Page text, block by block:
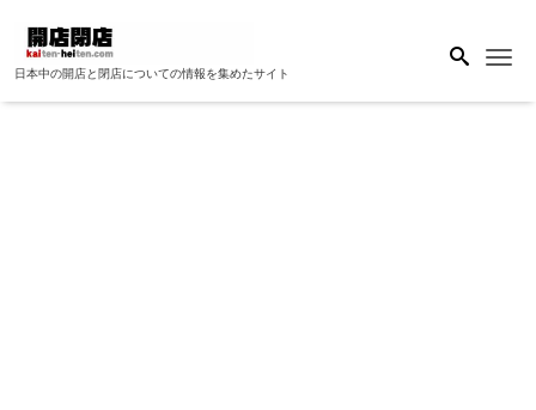
日本中の開店と閉店についての情報を集めたサイト